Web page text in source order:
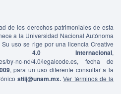
de los derechos patrimoniales de esta
a la Universidad Nacional Autónoma
Su uso se rige por una licencia Creative
ND 4.0 Internacional,
by-nc-nd/4.0/legalcode.es, fecha de
, para un uso diferente consultar a la
stiij@unam.mx. Ver términos de la